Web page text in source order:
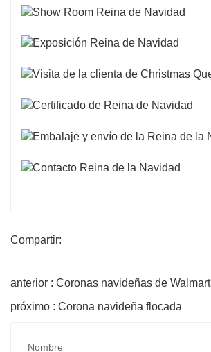
Compartir:
anterior : Coronas navideñas de Walmart
próximo : Corona navideña flocada
Nombre